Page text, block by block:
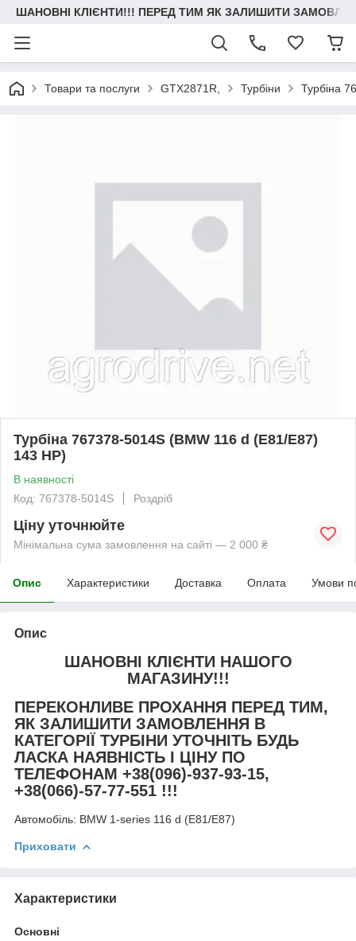
ШАНОВНІ КЛІЄНТИ!!! ПЕРЕД ТИМ ЯК ЗАЛИШИТИ
Товари та послуги GTX2871R, Турбіни Турбіна
Турбіна 767378-5014S (BMW 116 d (E81/E87)
143 HP)
В наявності
Код: 767378-5014S
Роздріб
Ціну уточнюйте
Мінімальна сума замовлення на сайті — 2 000 ₴
Опис Характеристики Доставка Оплата Умови
Опис
ШАНОВНІ КЛІЄНТИ НАШОГО
МАГАЗИНУ!!!
ПЕРЕКОНЛИВЕ ПРОХАННЯ ПЕРЕД ТИМ,
ЯК ЗАЛИШИТИ ЗАМОВЛЕННЯ В
КАТЕГОРІЇ ТУРБІНИ УТОЧНІТЬ БУДЬ
ЛАСКА НАЯВНІСТЬ І ЦІНУ ПО
ТЕЛЕФОНАМ +38(096)-937-93-15,
+38(066)-57-77-551 !!!
Автомобіль: BMW 1-series 116 d (E81/E87)
Приховати
Характеристики
Основні